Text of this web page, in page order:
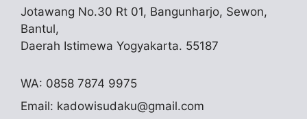
Jotawang No.30 Rt 01, Bangunharjo, Sewon,
Bantul,
Daerah Istimewa Yogyakarta. 55187
WA: 0858 7874 9975
Email: kadowisudaku@gmail.com